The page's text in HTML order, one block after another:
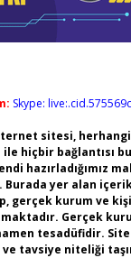
Skype:
sitesi,
hiçbir bağlantısı
hazırladığımız
Burada yer alan
gerçek kurum ve
Gerçek
tesadüfidir.
tavsiye niteliği